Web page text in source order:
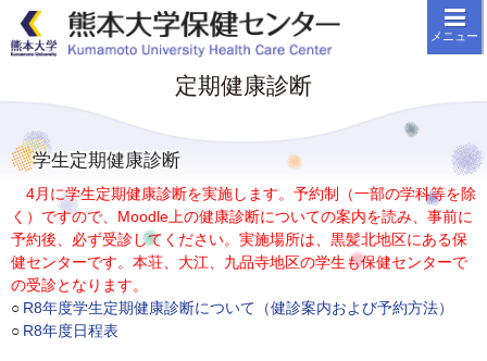
メニュー
定期健康診断
学生定期健康診断
4月に学生定期健康診断を実施します。予約制（一部の学科等を除
く）ですので、Moodle上の健康診断についての案内を読み、事前に
予約後、必ず受診してください。実施場所は、黒髪北地区にある保
健センターです。本荘、大江、九品寺地区の学生も保健センターで
の受診となります。
○ R8年度学生定期健康診断について（健診案内および予約方法）
○ R8年度日程表
メニューを閉じる
TOP
保健センター案内
こころの健康相談
健康相談
定期健康診断
医学部・薬学部の方へ
たとえば、「こんなこと」はありません